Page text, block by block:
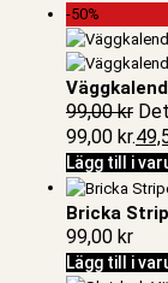
-50%
99,00kr
99,00 kr.
Lägg till i
Bricka
99,00 kr
Lägg till i